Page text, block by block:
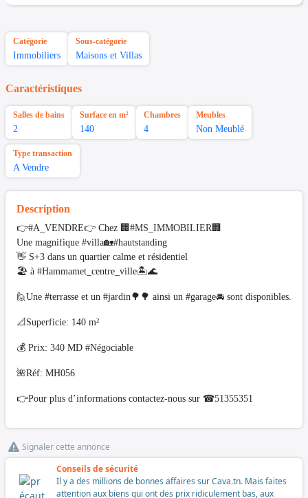
Catégorie
Immobiliers
Sous-catégorie
Maisons et Villas
Caractéristiques
Salles de bains
2
Surface en m²
140
Chambres
4
Meubles
Non Meublé
Type transaction
A Vendre
Description
👉#A_VENDRE👉 Chez 🏢#MS_IMMOBILIER🏢
Une magnifique #villa🏡#hautstanding
👋 S+3 dans un quartier calme et résidentiel
🏖 à #Hammamet_centre_ville🏝🌊
🙋Une #terrasse et un #jardin🌳🌳 ainsi un #garage🚘 sont disponibles.
📐Superficie: 140 m²
💰 Prix: 340 MD #Négociable
🌺Réf: MH056
👉Pour plus d’informations contactez-nous sur ☎51355351
Signaler cette annonce
Conseils de sécurité
Il y a des millions de bonnes affaires sur Cava.tn. Mais faites
attention aux biens qui ont des prix ridiculement bas, aux